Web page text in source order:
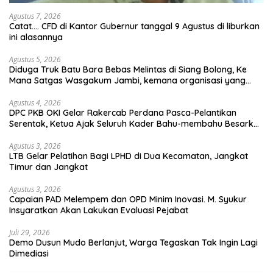
Agustus 7, 2026
Catat…. CFD di Kantor Gubernur tanggal 9 Agustus di liburkan
ini alasannya
Agustus 5, 2026
Diduga Truk Batu Bara Bebas Melintas di Siang Bolong, Ke
Mana Satgas Wasgakum Jambi, kemana organisasi yang
Agustus 4, 2026
DPC PKB OKI Gelar Rakercab Perdana Pasca-Pelantikan
Serentak, Ketua Ajak Seluruh Kader Bahu-membahu Besarkan
Agustus 3, 2026
LTB Gelar Pelatihan Bagi LPHD di Dua Kecamatan, Jangkat
Timur dan Jangkat
Agustus 3, 2026
Capaian PAD Melempem dan OPD Minim Inovasi. M. Syukur
Insyaratkan Akan Lakukan Evaluasi Pejabat
Juli 29, 2026
Demo Dusun Mudo Berlanjut, Warga Tegaskan Tak Ingin Lagi
Dimediasi